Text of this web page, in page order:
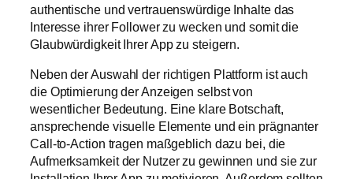
authentische und vertrauenswürdige Inhalte das
Interesse ihrer Follower zu wecken und somit die
Glaubwürdigkeit Ihrer App zu steigern.
Neben der Auswahl der richtigen Plattform ist auch
die Optimierung der Anzeigen selbst von
wesentlicher Bedeutung. Eine klare Botschaft,
ansprechende visuelle Elemente und ein prägnanter
Call-to-Action tragen maßgeblich dazu bei, die
Aufmerksamkeit der Nutzer zu gewinnen und sie zur